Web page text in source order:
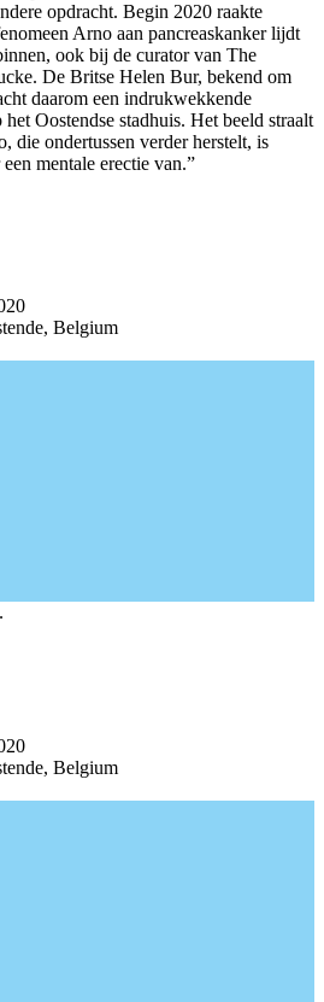
opdracht. Begin 2020 raakte
Arno aan pancreaskanker lijdt
ook bij de curator van The
De Britse Helen Bur, bekend om
daarom een indrukwekkende
Oostendse stadhuis. Het beeld straalt
die ondertussen verder herstelt, is
mentale erectie van.”
Belgium
.
Belgium